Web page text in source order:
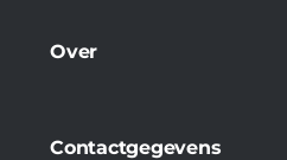
Over
Contactgegevens